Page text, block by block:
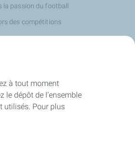
la passion du football
des compétitions
à tout moment
le dépôt de l’ensemble
utilisés. Pour plus